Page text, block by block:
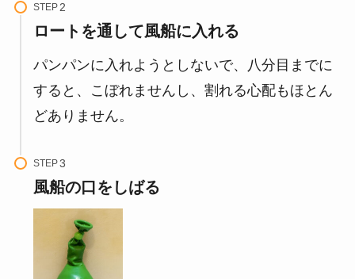
STEP
ロートを通して風船に入れる
パンパンに入れようとしないで、八分目までに
すると、こぼれませんし、割れる心配もほとん
どありません。
STEP
風船の口をしばる